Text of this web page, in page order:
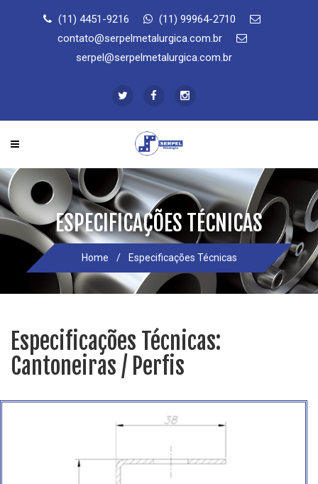
(11) 4451-9216
(11) 99964-2710
contato@serpelmetalurgica.com.br
serpel@serpelmetalurgica.com.br
ESPECIFICAÇÕES TÉCNICAS
Home / Especificações Técnicas
Especificações Técnicas:
Cantoneiras / Perfis